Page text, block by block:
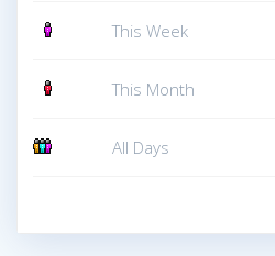
This Week
This Month
All Days